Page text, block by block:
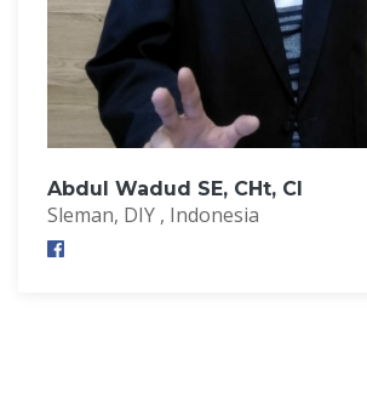
Abdul Wadud SE, CHt, CI
Sleman, DIY , Indonesia